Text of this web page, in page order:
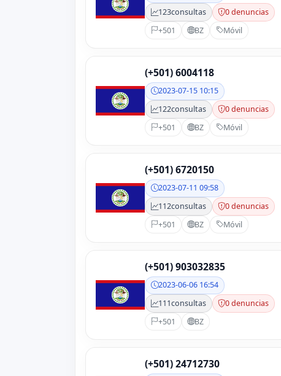
123consultas
0 denuncias
+501
BZ Móvil
(+501) 6004118
2023-07-15 10:15
122consultas
0 denuncias
+501
BZ Móvil
(+501) 6720150
2023-07-11 09:58
112consultas
0 denuncias
+501
BZ Móvil
(+501) 903032835
2023-06-06 16:54
111consultas
0 denuncias
+501
BZ
(+501) 24712730